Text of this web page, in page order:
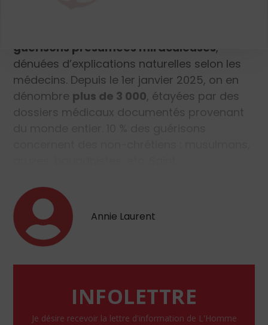
guérisons présumées miraculeuses,
dénuées d’explications naturelles selon les
médecins. Depuis le 1er janvier 2025, on en
dénombre plus de 3 000, étayées par des
dossiers médicaux documentés provenant
Annie Laurent
INFOLETTRE
Je désire recevoir la lettre d'information de L'Homme